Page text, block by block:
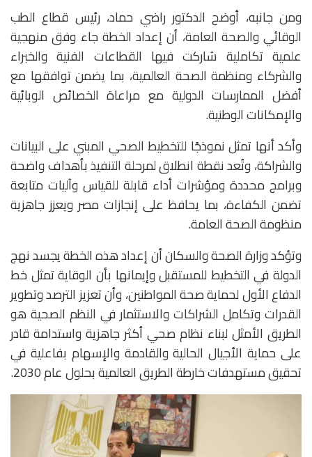
ومن جانبه، أوضح الدكتور راضي حماد، رئيس قطاع الطب
الوقائي والصحة العامة، أن إعداد الخطة جاء وفق منهجية
علمية تكاملية شاركت فيها القطاعات الفنية والخبراء
والشركاء ومنظمة الصحة العالمية، بما يضمن توافقها مع
أفضل الممارسات الدولية مع مراعاة الخصائص الوبائية
والإمكانات الوطنية.
وأكد أنها تمثل نموذجًا للتخطيط الصحي المبني على البيانات
والشراكة، وتُعد نقطة انطلاق لمرحلة التنفيذ بأهداف واضحة
وبرامج محددة ومؤشرات أداء قابلة للقياس وآليات متابعة
تضمن الكفاءة، بما يحافظ على إنجازات مصر ويعزز جاهزية
منظومة الصحة العامة.
وتؤكد وزارة الصحة والسكان أن إعداد هذه الخطة يجسد نهج
الدولة في التخطيط للمستقبل وإيمانها بأن الوقاية تمثل خط
الدفاع الأول لحماية صحة المواطنين، وأن تعزيز الترصد وتطوير
القدرات وتكامل الشراكات والاستثمار في النظم الصحية هو
الطريق الأمثل لبناء نظام صحي أكثر جاهزية واستدامة قادر
على حماية الأجيال الحالية والقادمة والإسهام بفاعلية في
تحقيق مستهدفات خارطة الطريق العالمية بحلول عام 2030.